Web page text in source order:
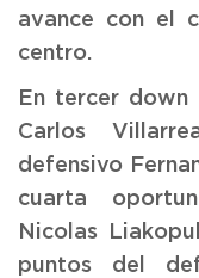
avance con el
centro.
En tercer down
Carlos
defensivo
cuarta
Nicolas
puntos del